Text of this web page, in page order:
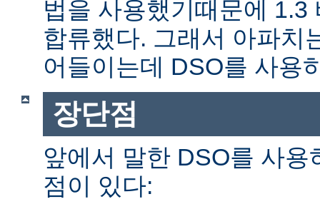
법을 사용했기때문에 1.3
합류했다. 그래서 아파치
어들이는데 DSO를 사용
장단점
앞에서 말한 DSO를 사
점이 있다: